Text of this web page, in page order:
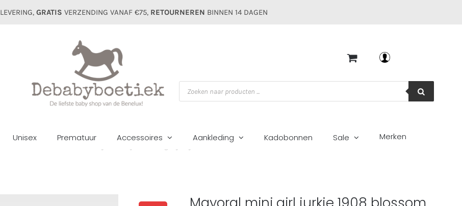
LEVERING, GRATIS VERZENDING VANAF €75, RETOURNEREN BINNEN 14 DAGEN
Producten
zoeken
Unisex Prematuur Accessoires Aankleding Kadobonnen Sale Merken